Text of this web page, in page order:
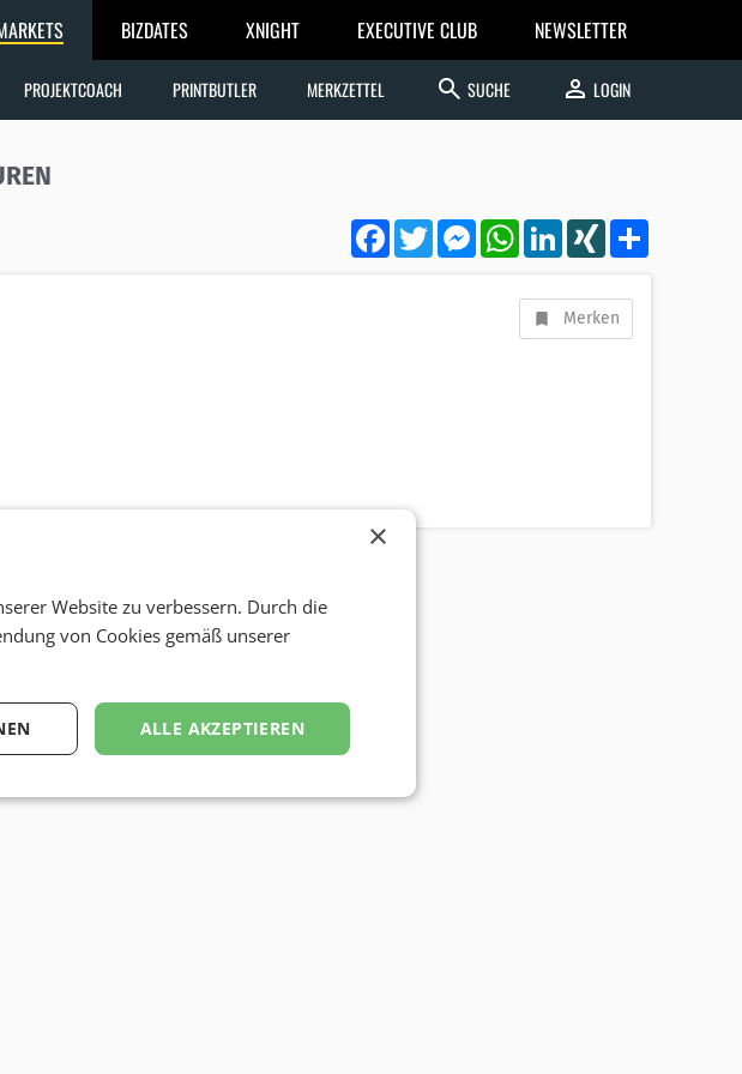
BIZDATES XNIGHT EXECUTIVE CLUB NEWSLETTER
PROJEKTCOACH PRINTBUTLER MERKZETTEL search SUCHE person LOGIN
FacebookTwitterMessengerWhatsApp
LinkedInXING
Merken
×
Website zu verbessern. Durch die
von Cookies gemäß unserer
ALLE AKZEPTIEREN